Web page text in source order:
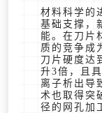
材料科学的
基础支撑，
能。在刀片
质的竞争成
刀片硬度达
升3倍，且
离子析出导
术也取得突
径的网孔加